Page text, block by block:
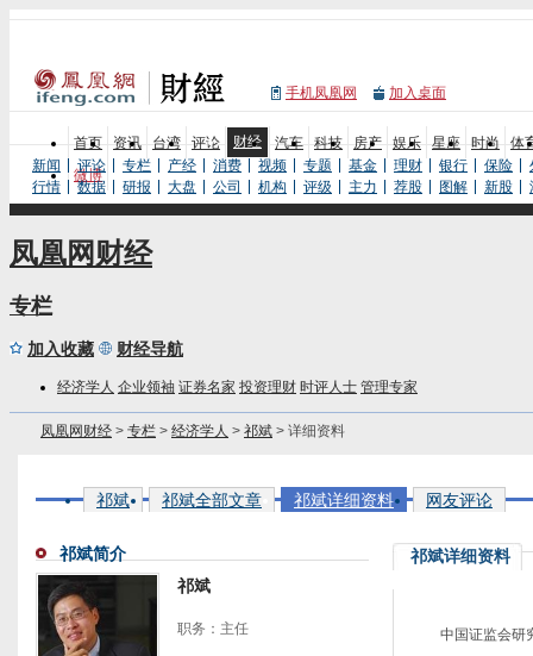
手机凤凰网 加入桌面
首页 资讯 台湾 评论 财经 汽车 科技 房产 娱乐 星座 时尚
体
微博
新闻 评论 专栏 产经 消费 视频 专题 基金 理财 银行 保险
行情
数据 研报 大盘 公司 机构 评级 主力 荐股 图解 新股
凤凰网财经
专栏
加入收藏 财经导航
经济学人 企业领袖 证券名家 投资理财 时评人士 管理专家
凤凰网财经 > 专栏 > 经济学人 > 祁斌 > 详细资料
祁斌 祁斌全部文章 祁斌详细资料 网友评论
祁斌简介
祁斌
职务：主任
祁斌详细资料
中国证监会研